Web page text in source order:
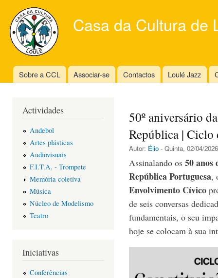
Casa da Cultura de
Main menu
Sobre a CCL Associar-se Contactos Loulé Jazz
Actividades
Andebol
Artes plásticas
Audiovisuais
F.I.T.A. - Trompete
Memória coletiva
Música
Núcleo de Modelismo
Teatro
Iniciativas
Conferências
50º aniversário
República | Ciclo
Autor: Élio - Quinta, 02/04/
Assinalando os 50 anos
República Portuguesa,
Envolvimento Cívico
de seis conversas
fundamentais, o seu
hoje se colocam à sua